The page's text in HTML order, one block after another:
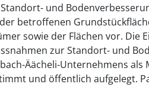
und
betroffenen
sowie der Flächen vor. Die
zur Standort- und
Äächeli-Unternehmens
und öffentlich aufgelegt.